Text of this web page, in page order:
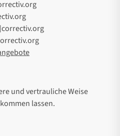
und vertrauliche Weise
lassen.